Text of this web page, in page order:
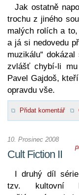
Jak ostatně
trochu z jiného
malých rolích a
a já si nedovedu
muzikálu“
zvlášť chybí-li
Pavel Gajdoš,
opravdu vše.
Přidat komentář
10. Prosinec 2008
Cult Fiction II
I druhý díl série
tzv. kultovní